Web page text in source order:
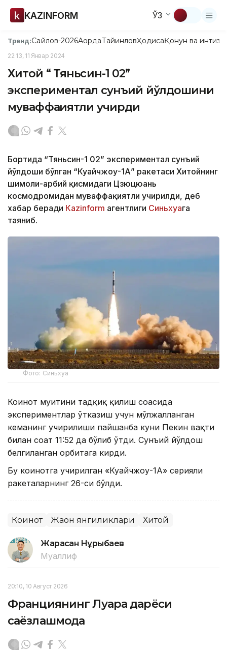
KAZINFORM ЎЗ
Тренд:Сайлов-2026АқордаТайинловҲодисаҚонун ва
22:13, 11 Январ 2024
Хитой “ Тяньсин-1 02”
экспериментал сунъий йўлдошини
муваффақиятли учирди
Бортида “Тяньсин-1 02” экспериментал сунъий
йўлдоши бўлган “Куайчжоу-1А” ракетаси Хитойнинг
шимоли-ғарбий қисмидаги Цзюцюань
космодромидан муваффақиятли учирилди, деб
хабар беради Каzinform агентлиги Синьхуага
таяниб.
Фото: Синьхуа
Коинот муҳитини тадқиқ қилиш соҳасида
экспериментлар ўтказиш учун мўлжалланган
кеманинг учирилиши пайшанба куни Пекин вақти
билан соат 11:52 да бўлиб ўтди. Сунъий йўлдош
белгиланган орбитага кирди.
Бу коинотга учирилган «Куайчжоу-1А» серияли
ракеталарнинг 26-си бўлди.
Коинот Жаҳон янгиликлари Хитой
Жарасқан Нұрыбаев
Муаллиф
20:10, 10 Август 2026
Франциянинг Луара дарёси
саёзлашмоқда